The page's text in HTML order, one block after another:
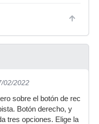
02/2022
sobre el botón de rec
Botón derecho, y
tres opciones. Elige la